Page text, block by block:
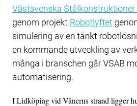
Västsvenska Stålkonstruktioner
genom projekt Robotlyftet
simulering av en tänkt
en kommande utveckling av
många i branschen går VSAB
automatisering.
I Lidköping vid Vänerns strand ligger